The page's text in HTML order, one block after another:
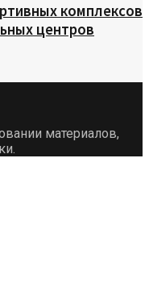
комплексов
центров
материалов,